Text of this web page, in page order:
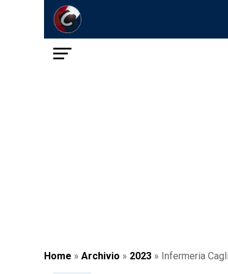
Home » Archivio » 2023 » Infermeria